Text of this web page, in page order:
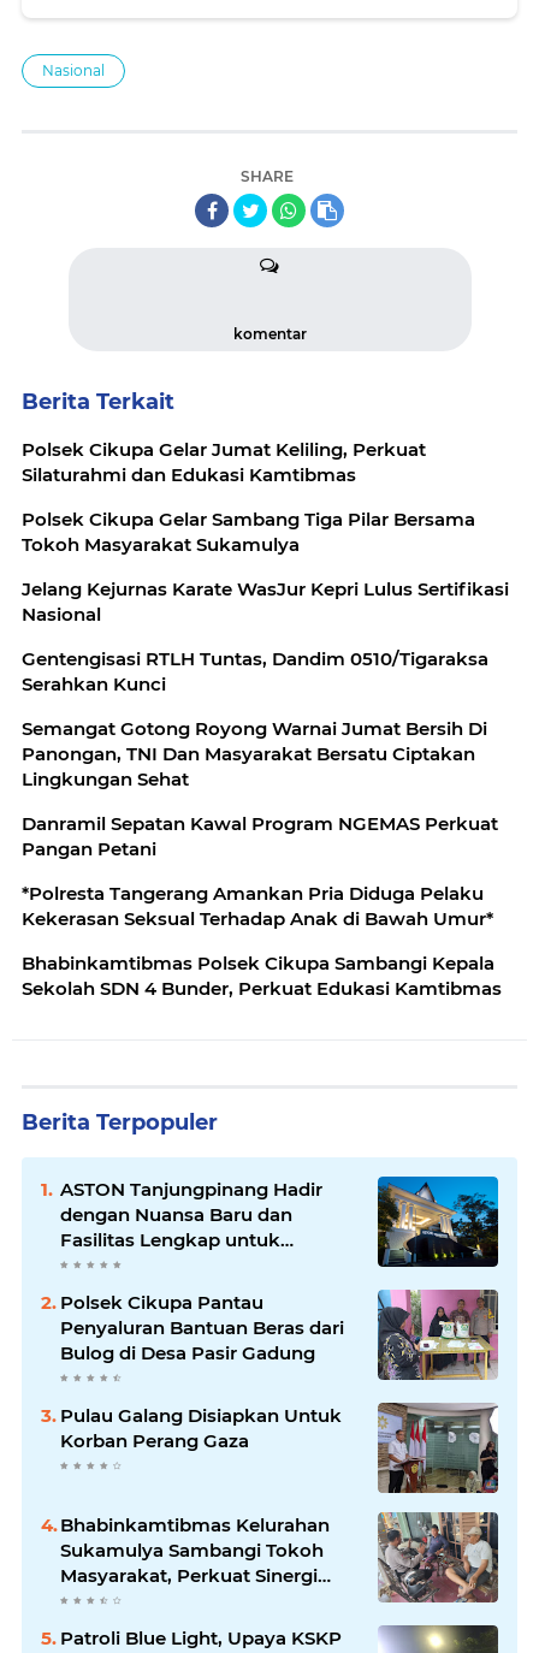
Nasional
SHARE
komentar
Berita Terkait
Polsek Cikupa Gelar Jumat Keliling, Perkuat
Silaturahmi dan Edukasi Kamtibmas
Polsek Cikupa Gelar Sambang Tiga Pilar Bersama
Tokoh Masyarakat Sukamulya
Jelang Kejurnas Karate WasJur Kepri Lulus Sertifikasi
Nasional
Gentengisasi RTLH Tuntas, Dandim 0510/Tigaraksa
Serahkan Kunci
Semangat Gotong Royong Warnai Jumat Bersih Di
Panongan, TNI Dan Masyarakat Bersatu Ciptakan
Lingkungan Sehat
Danramil Sepatan Kawal Program NGEMAS Perkuat
Pangan Petani
*Polresta Tangerang Amankan Pria Diduga Pelaku
Kekerasan Seksual Terhadap Anak di Bawah Umur*
Bhabinkamtibmas Polsek Cikupa Sambangi Kepala
Sekolah SDN 4 Bunder, Perkuat Edukasi Kamtibmas
Berita Terpopuler
ASTON Tanjungpinang Hadir
dengan Nuansa Baru dan
Fasilitas Lengkap untuk
Kenyamanan Tamu
Polsek Cikupa Pantau
Penyaluran Bantuan Beras dari
Bulog di Desa Pasir Gadung
Pulau Galang Disiapkan Untuk
Korban Perang Gaza
Bhabinkamtibmas Kelurahan
Sukamulya Sambangi Tokoh
Masyarakat, Perkuat Sinergi
Jaga Kamtibmas
Patroli Blue Light, Upaya KSKP